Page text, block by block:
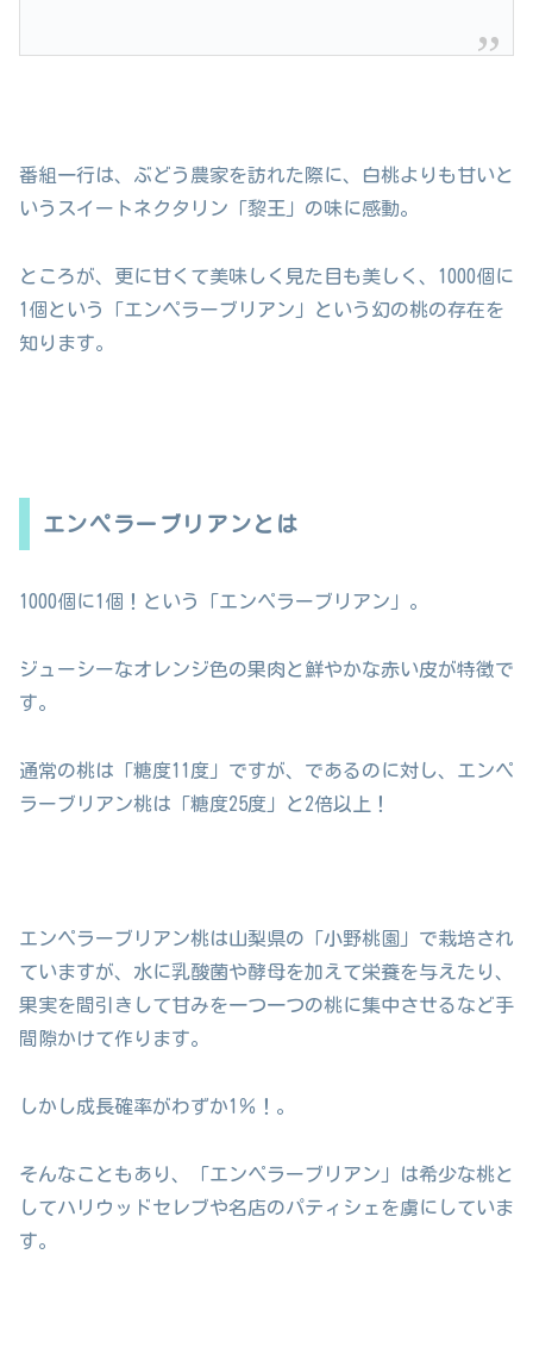
番組一行は、ぶどう農家を訪れた際に、白桃よりも甘いと
いうスイートネクタリン「黎王」の味に感動。
ところが、更に甘くて美味しく見た目も美しく、1000個に
1個という「エンペラーブリアン」という幻の桃の存在を
知ります。
エンペラーブリアンとは
1000個に1個！という「エンペラーブリアン」。
ジューシーなオレンジ色の果肉と鮮やかな赤い皮が特徴で
す。
通常の桃は「糖度11度」ですが、であるのに対し、エンペ
ラーブリアン桃は「糖度25度」と2倍以上！
エンペラーブリアン桃は山梨県の「小野桃園」で栽培され
ていますが、水に乳酸菌や酵母を加えて栄養を与えたり、
果実を間引きして甘みを一つ一つの桃に集中させるなど手
間隙かけて作ります。
しかし成長確率がわずか1％！。
そんなこともあり、「エンペラーブリアン」は希少な桃と
してハリウッドセレブや名店のパティシェを虜にしていま
す。